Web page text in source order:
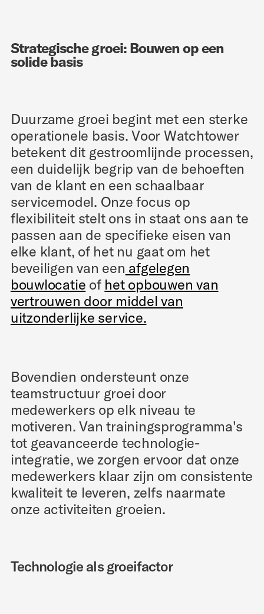
Strategische groei: Bouwen op een
solide basis
Duurzame groei begint met een sterke
operationele basis. Voor Watchtower
betekent dit gestroomlijnde processen,
een duidelijk begrip van de behoeften
van de klant en een schaalbaar
servicemodel. Onze focus op
flexibiliteit stelt ons in staat ons aan te
passen aan de specifieke eisen van
elke klant, of het nu gaat om het
beveiligen van een afgelegen
bouwlocatie of het opbouwen van
vertrouwen door middel van
uitzonderlijke service.
Bovendien ondersteunt onze
teamstructuur groei door
medewerkers op elk niveau te
motiveren. Van trainingsprogramma's
tot geavanceerde technologie-
integratie, we zorgen ervoor dat onze
medewerkers klaar zijn om consistente
kwaliteit te leveren, zelfs naarmate
onze activiteiten groeien.
Technologie als groeifactor